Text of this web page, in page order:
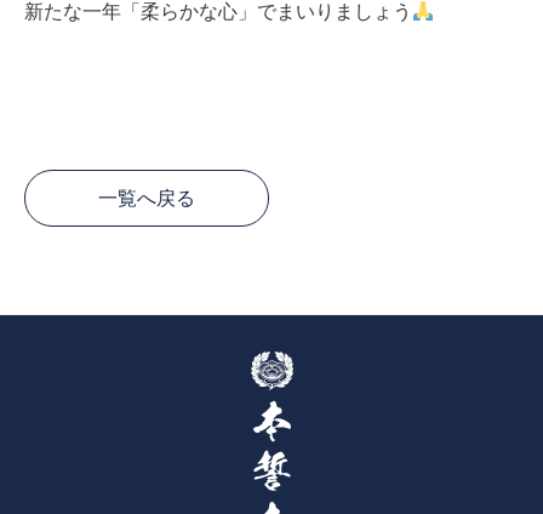
新たな一年「柔らかな心」でまいりましょう
一覧へ戻る